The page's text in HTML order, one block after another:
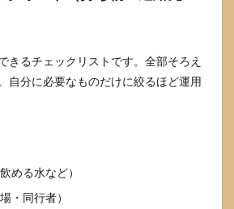
きるチェックリストです。全部そろえ
自分に必要なものだけに絞るほど運用
める水など）
・同行者）